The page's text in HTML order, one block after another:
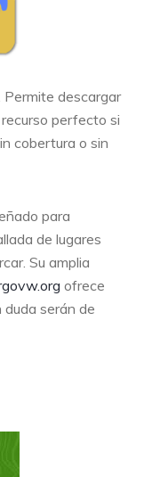
descargar
perfecto si
cobertura o sin
para
de lugares
Su amplia
ofrece
serán de